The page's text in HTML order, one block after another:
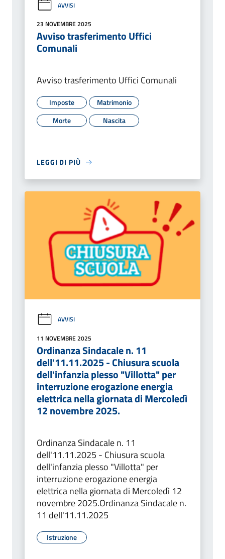
AVVISI
23 NOVEMBRE 2025
Avviso trasferimento Uffici
Comunali
Avviso trasferimento Uffici Comunali
Imposte
Matrimonio
Morte
Nascita
LEGGI DI PIÙ
AVVISI
11 NOVEMBRE 2025
Ordinanza Sindacale n. 11
dell'11.11.2025 - Chiusura scuola
dell'infanzia plesso "Villotta" per
interruzione erogazione energia
elettrica nella giornata di Mercoledì
12 novembre 2025.
Ordinanza Sindacale n. 11
dell'11.11.2025 - Chiusura scuola
dell'infanzia plesso "Villotta" per
interruzione erogazione energia
elettrica nella giornata di Mercoledì 12
novembre 2025.Ordinanza Sindacale n.
11 dell'11.11.2025
Istruzione